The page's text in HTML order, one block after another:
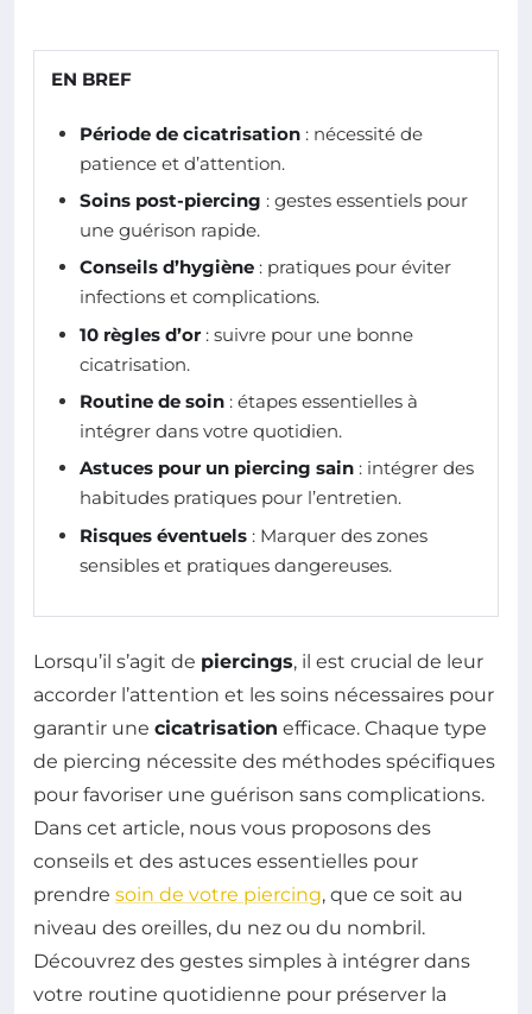
EN BREF
Période de cicatrisation : nécessité de
patience et d’attention.
Soins post-piercing : gestes essentiels pour
une guérison rapide.
Conseils d’hygiène : pratiques pour éviter
infections et complications.
10 règles d’or : suivre pour une bonne
cicatrisation.
Routine de soin : étapes essentielles à
intégrer dans votre quotidien.
Astuces pour un piercing sain : intégrer des
habitudes pratiques pour l’entretien.
Risques éventuels : Marquer des zones
sensibles et pratiques dangereuses.
Lorsqu’il s’agit de piercings, il est crucial de leur
accorder l’attention et les soins nécessaires pour
garantir une cicatrisation efficace. Chaque type
de piercing nécessite des méthodes spécifiques
pour favoriser une guérison sans complications.
Dans cet article, nous vous proposons des
conseils et des astuces essentielles pour
prendre soin de votre piercing, que ce soit au
niveau des oreilles, du nez ou du nombril.
Découvrez des gestes simples à intégrer dans
votre routine quotidienne pour préserver la